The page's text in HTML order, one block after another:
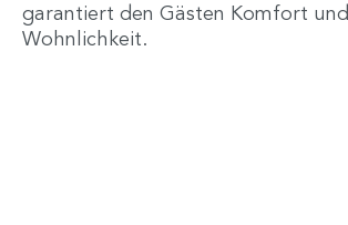
garantiert den Gästen Komfort und
Wohnlichkeit.